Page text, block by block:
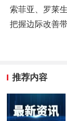
索菲亚、罗莱
把握边际改善
推荐内容